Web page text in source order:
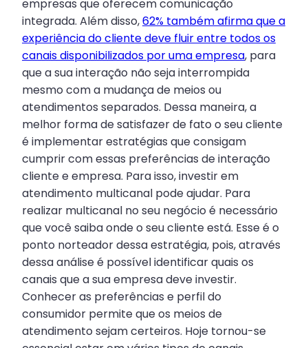
empresas que oferecem comunicação
integrada. Além disso,62% também afirma que a
experiência do cliente deve fluir entre todos os
canais disponibilizados por uma empresa, para
que a sua interação não seja interrompida
mesmo com a mudança de meios ou
atendimentos separados. Dessa maneira, a
melhor forma de satisfazer de fato o seu cliente
é implementar estratégias que consigam
cumprir com essas preferências de interação
cliente e empresa. Para isso, investir em
atendimento multicanal pode ajudar. Para
realizar multicanal no seu negócio é necessário
que você saiba onde o seu cliente está. Esse é o
ponto norteador dessa estratégia, pois, através
dessa análise é possível identificar quais os
canais que a sua empresa deve investir.
Conhecer as preferências e perfil do
consumidor permite que os meios de
atendimento sejam certeiros. Hoje tornou-se